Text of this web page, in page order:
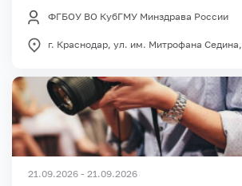
ФГБОУ ВО КубГМУ Минздрава России
г. Краснодар, ул. им. Митрофана
21.09.2026 - 21.09.2026